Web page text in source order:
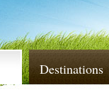
Destinations